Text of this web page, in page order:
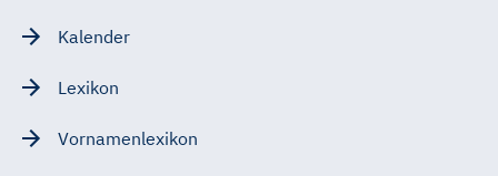
Kalender
Lexikon
Vornamenlexikon